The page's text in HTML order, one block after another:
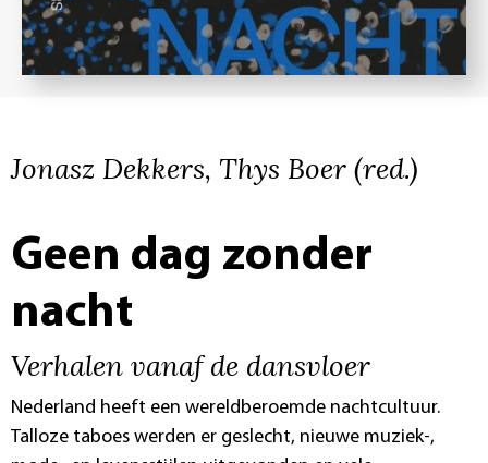
Jonasz Dekkers, Thys Boer (red.)
Geen dag zonder
nacht
Verhalen vanaf de dansvloer
Nederland heeft een wereldberoemde nachtcultuur.
Talloze taboes werden er geslecht, nieuwe muziek-,